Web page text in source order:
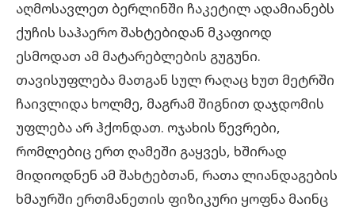
აღმოსავლეთ ბერლინში ჩაკეტილ ადამიანებს
ქუჩის საჰაერო შახტებიდან მკაფიოდ
ესმოდათ ამ მატარებლების გუგუნი.
თავისუფლება მათგან სულ რაღაც ხუთ მეტრში
ჩაივლიდა ხოლმე, მაგრამ შიგნით დაჯდომის
უფლება არ ჰქონდათ. ოჯახის წევრები,
რომლებიც ერთ ღამეში გაყვეს, ხშირად
მიდიოდნენ ამ შახტებთან, რათა ლიანდაგების
ხმაურში ერთმანეთის ფიზიკური ყოფნა მაინც